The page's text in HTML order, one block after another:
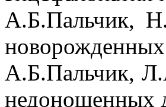
А.Б.Пальчик,
А.Б.Пальчик,
недоношенных